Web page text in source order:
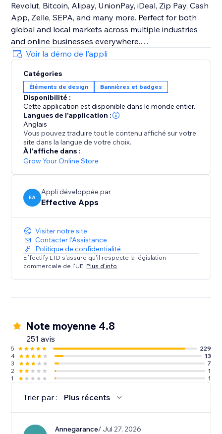
Revolut, Bitcoin, Alipay, UnionPay, iDeal, Zip Pay, Cash
App, Zelle, SEPA, and many more. Perfect for both
global and local markets across multiple industries
and online businesses everywhere.
Customizable Design
Easily control size, order, color, and placement to
match your brand. Place icons on product pages, the
cart, checkout, header, footer—or show different icons
in different sections.
With Trust Badges & Payment Icons, you’ll create a
trustworthy shopping experience that increases
sales, strengthens reputation, and keeps customers
coming back consistently.
Voir la démo de l'appli
Catégories
Éléments de design Bannières et badges
Disponibilité :
Cette application est disponible dans le monde entier.
Langues de l'application :
Anglais
Vous pouvez traduire tout le contenu affiché sur votre
site dans la langue de votre choix.
À l'affiche dans :
Grow Your Online Store
EA
Appli développée par
Effective Apps
Visiter notre site
Contacter l'Assistance
Politique de confidentialité
Effectify LTD s'assure qu'il respecte la législation
commerciale de l'UE. Plus d'info
Note moyenne 4.8
251 avis
5
229
4
13
3
7
2
1
1
1
Trier par : Plus récents
Annegarance/ Jul 27, 2026